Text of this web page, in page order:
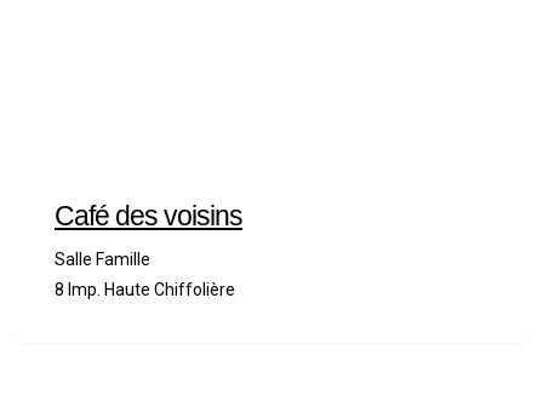
Café des voisins
Salle Famille
8 Imp. Haute Chiffolière